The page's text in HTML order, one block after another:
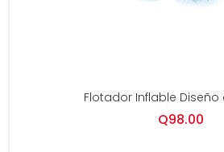
Flotador Inflable Diseño
Q98.00